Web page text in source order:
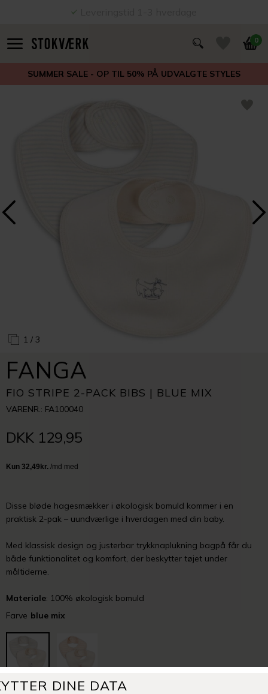
0
SUMMER SALE - OP TIL 50% PÅ UDVALGTE STYLES
1 / 3
FANGA
FIO STRIPE 2-PACK BIBS | BLUE MIX
VARENR.: FA100040
DKK 129,95
Disse bløde hagesmækker i økologisk bomuld kommer i en
praktisk 2-pak – uundværlige i hverdagen med din baby.
Med klassisk design og justerbar trykknaplukning bagpå får du
både funktionalitet og komfort, der beskytter tøjet under
måltiderne.
Materiale: 100% økologisk bomuld
Farve blue mix